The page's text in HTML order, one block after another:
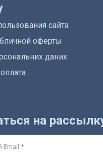
сайта
оферты
даних
на